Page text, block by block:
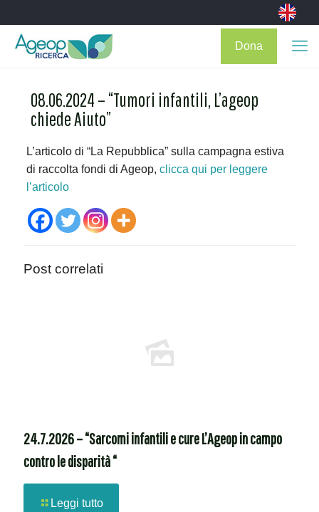
Dona
08.06.2024 – “Tumori infantili, L’ageop
chiede Aiuto”
L’articolo di “La Repubblica” sulla campagna estiva
di raccolta fondi di Ageop, clicca qui per leggere
l’articolo
Post correlati
24.7.2026 – “Sarcomi infantili e cure L’Ageop in campo
contro le disparità “
Leggi tutto